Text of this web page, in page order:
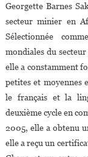
Georgette Barnes
secteur minier en
Sélectionnée
mondiales du
elle a constamment
petites et moyennes
le français et la
deuxième cycle en
2005, elle a obtenu
elle a reçu un